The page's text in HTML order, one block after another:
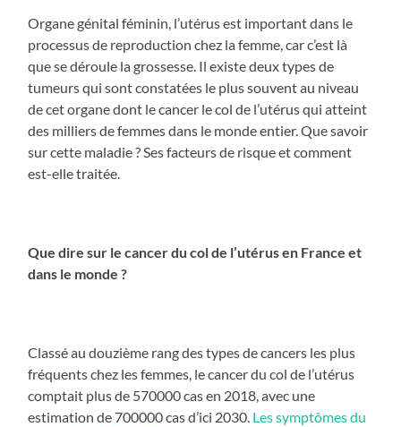
Organe génital féminin, l’utérus est important dans le
processus de reproduction chez la femme, car c’est là
que se déroule la grossesse. Il existe deux types de
tumeurs qui sont constatées le plus souvent au niveau
de cet organe dont le cancer le col de l’utérus qui atteint
des milliers de femmes dans le monde entier. Que savoir
sur cette maladie ? Ses facteurs de risque et comment
est-elle traitée.
Que dire sur le cancer du col de l’utérus en France et
dans le monde ?
Classé au douzième rang des types de cancers les plus
fréquents chez les femmes, le cancer du col de l’utérus
comptait plus de 570000 cas en 2018, avec une
estimation de 700000 cas d’ici 2030. Les symptômes du